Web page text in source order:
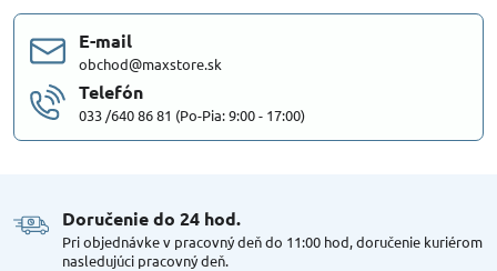
E-mail
obchod@maxstore.sk
Telefón
033 /640 86 81 (Po-Pia: 9:00 - 17:00)
Doručenie do 24 hod​.
Pri objednávke v pracovný deň do 11:00 hod, doručenie kuriérom
nasledujúci pracovný deň.